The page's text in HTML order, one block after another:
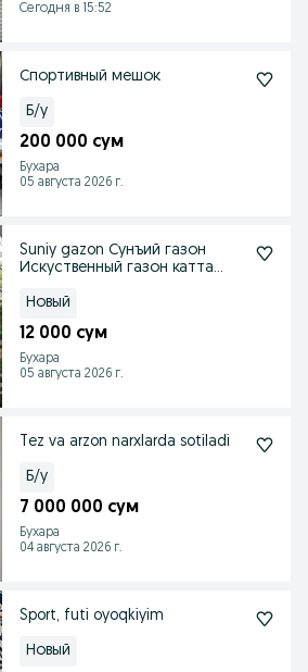
Сегодня в 15:52
Спортивный мешок
Б/у
200 000 сум
Бухара
05 августа 2026 г.
Suniy gazon Сунъий газон
Искуственный газон катта
Новый
12 000 сум
Бухара
05 августа 2026 г.
Tez va arzon narxlarda sotiladi
Б/у
7 000 000 сум
Бухара
04 августа 2026 г.
Sport, futi oyoqkiyim
Новый